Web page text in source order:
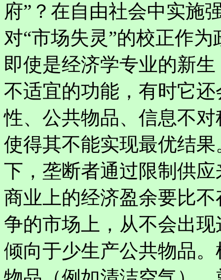
府”？在自由社会中实施
对“市场失灵”的校正作
即使是经济学专业的新
不适宜的功能，有时它
性、公共物品、信息不
使得其不能实现最优结
下，垄断者通过限制供
商业上的经济盈余要比
争的市场上，从不会出
倾向于少生产公共物品